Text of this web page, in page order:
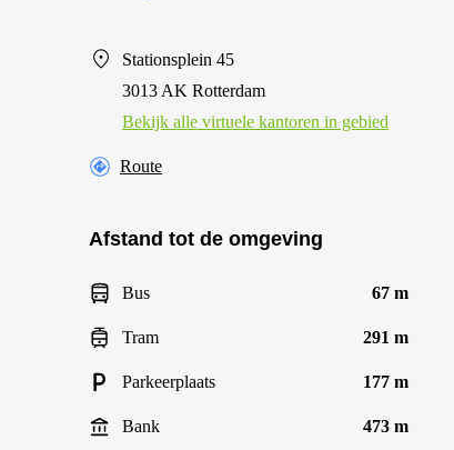
Stationsplein 45
3013 AK Rotterdam
Bekijk alle virtuele kantoren in gebied
Route
Afstand tot de omgeving
Bus 67 m
Tram 291 m
Parkeerplaats 177 m
Bank 473 m